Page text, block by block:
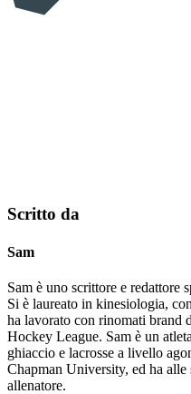
Scritto da
Sam
Sam è uno scrittore e redattore
Si è laureato in kinesiologia,
ha lavorato con rinomati brand
Hockey League. Sam è un
ghiaccio e lacrosse a livello
Chapman University, ed ha alle
allenatore.